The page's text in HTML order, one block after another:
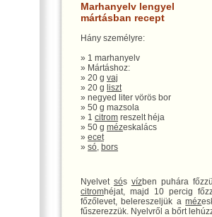
Marhanyelv lengyel
mártásban recept
Hány személyre:
» 1 marhanyelv
» Mártáshoz:
» 20 g vaj
» 20 g liszt
» negyed liter vörös bor
» 50 g mazsola
» 1 citrom reszelt héja
» 50 g mézeskalács
» ecet
» só, bors
Nyelvet sós vízben puhára
citromhéjat, majd 10 percig
főzőlevet, belereszeljük améz
fűszerezzük. Nyelvről a bőrt